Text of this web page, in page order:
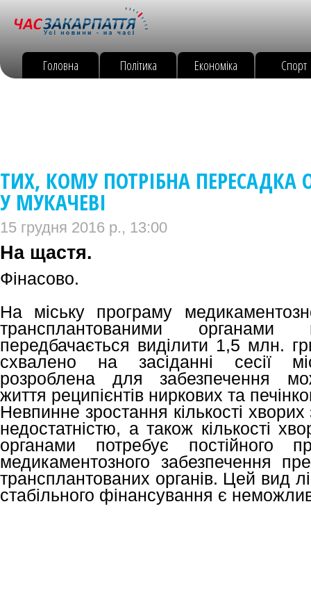
Головна Політика Економіка Спорт
ТИХ, КОМУ ПОТРІБНА ПЕРЕСАДКА
У МУКАЧЕВІ
15 грудня 2016 р., 13:00
На щастя.
Фінасово.
На міську програму
трансплантованими
передбачається виділити 1,5 млн.
схвалено на засіданні сесії
розроблена для забезпечення
життя реципієнтів ниркових та
Невпинне зростання кількості
недостатністю, а також кількості
органами потребує постійного
медикаментозного забезпечення
трансплантованих органів. Цей вид
стабільного фінансування є